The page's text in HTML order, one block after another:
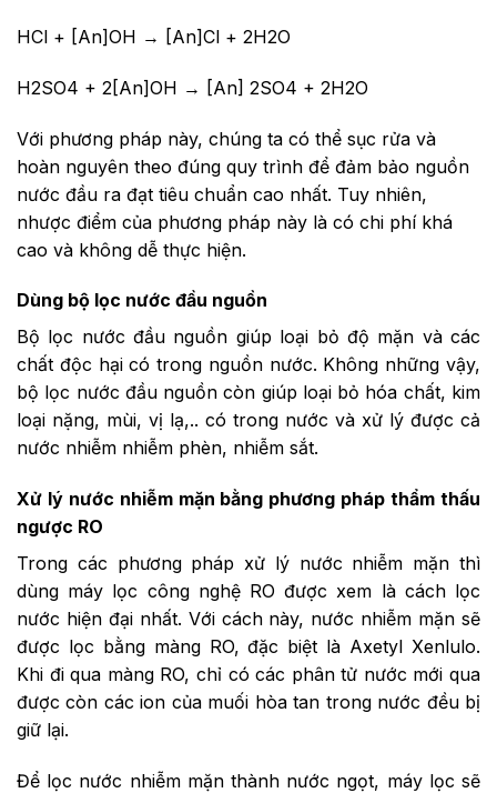
HCl + [An]OH → [An]Cl + 2H2O
H2SO4 + 2[An]OH → [An] 2SO4 + 2H2O
Với phương pháp này, chúng ta có thể sục rửa và
hoàn nguyên theo đúng quy trình để đảm bảo nguồn
nước đầu ra đạt tiêu chuẩn cao nhất. Tuy nhiên,
nhược điểm của phương pháp này là có chi phí khá
cao và không dễ thực hiện.
Dùng bộ lọc nước đầu nguồn
Bộ lọc nước đầu nguồn giúp loại bỏ độ mặn và các
chất độc hại có trong nguồn nước. Không những vậy,
bộ lọc nước đầu nguồn còn giúp loại bỏ hóa chất, kim
loại nặng, mùi, vị lạ,.. có trong nước và xử lý được cả
nước nhiễm nhiễm phèn, nhiễm sắt.
Xử lý nước nhiễm mặn bằng phương pháp thẩm thấu
ngược RO
Trong các phương pháp xử lý nước nhiễm mặn thì
dùng máy lọc công nghệ RO được xem là cách lọc
nước hiện đại nhất. Với cách này, nước nhiễm mặn sẽ
được lọc bằng màng RO, đặc biệt là Axetyl Xenlulo.
Khi đi qua màng RO, chỉ có các phân tử nước mới qua
được còn các ion của muối hòa tan trong nước đều bị
giữ lại.
Để lọc nước nhiễm mặn thành nước ngọt, máy lọc sẽ